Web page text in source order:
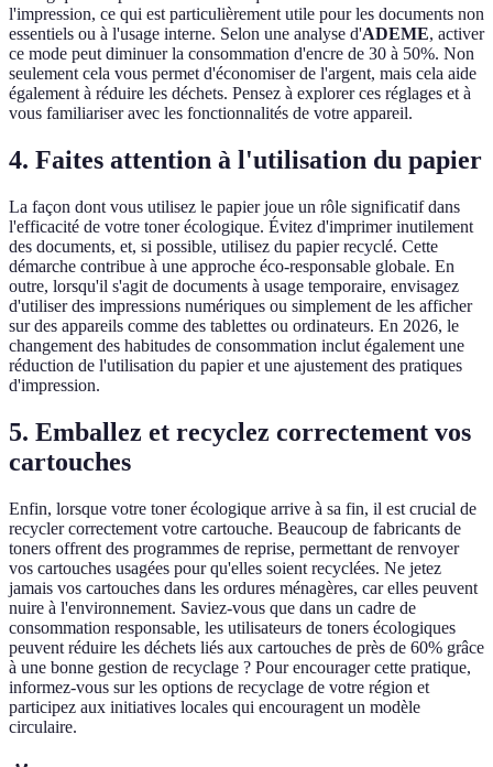
l'impression, ce qui est particulièrement utile pour les documents non
essentiels ou à l'usage interne. Selon une analyse d'ADEME, activer
ce mode peut diminuer la consommation d'encre de 30 à 50%. Non
seulement cela vous permet d'économiser de l'argent, mais cela aide
également à réduire les déchets. Pensez à explorer ces réglages et à
vous familiariser avec les fonctionnalités de votre appareil.
4. Faites attention à l'utilisation du papier
La façon dont vous utilisez le papier joue un rôle significatif dans
l'efficacité de votre toner écologique. Évitez d'imprimer inutilement
des documents, et, si possible, utilisez du papier recyclé. Cette
démarche contribue à une approche éco-responsable globale. En
outre, lorsqu'il s'agit de documents à usage temporaire, envisagez
d'utiliser des impressions numériques ou simplement de les afficher
sur des appareils comme des tablettes ou ordinateurs. En 2026, le
changement des habitudes de consommation inclut également une
réduction de l'utilisation du papier et une ajustement des pratiques
d'impression.
5. Emballez et recyclez correctement vos
cartouches
Enfin, lorsque votre toner écologique arrive à sa fin, il est crucial de
recycler correctement votre cartouche. Beaucoup de fabricants de
toners offrent des programmes de reprise, permettant de renvoyer
vos cartouches usagées pour qu'elles soient recyclées. Ne jetez
jamais vos cartouches dans les ordures ménagères, car elles peuvent
nuire à l'environnement. Saviez-vous que dans un cadre de
consommation responsable, les utilisateurs de toners écologiques
peuvent réduire les déchets liés aux cartouches de près de 60% grâce
à une bonne gestion de recyclage ? Pour encourager cette pratique,
informez-vous sur les options de recyclage de votre région et
participez aux initiatives locales qui encouragent un modèle
circulaire.